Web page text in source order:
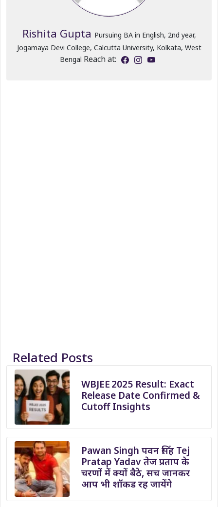
Rishita Gupta Pursuing BA in English, 2nd year,
Jogamaya Devi College, Calcutta University, Kolkata, West
Bengal Reach at:
Related Posts
WBJEE 2025 Result: Exact
Release Date Confirmed &
Cutoff Insights
Pawan Singh पवन सिंह Tej
Pratap Yadav तेज प्रताप के
चरणों में क्यों बैठे, सच जानकर
आप भी शॉकड रह जायेंगे